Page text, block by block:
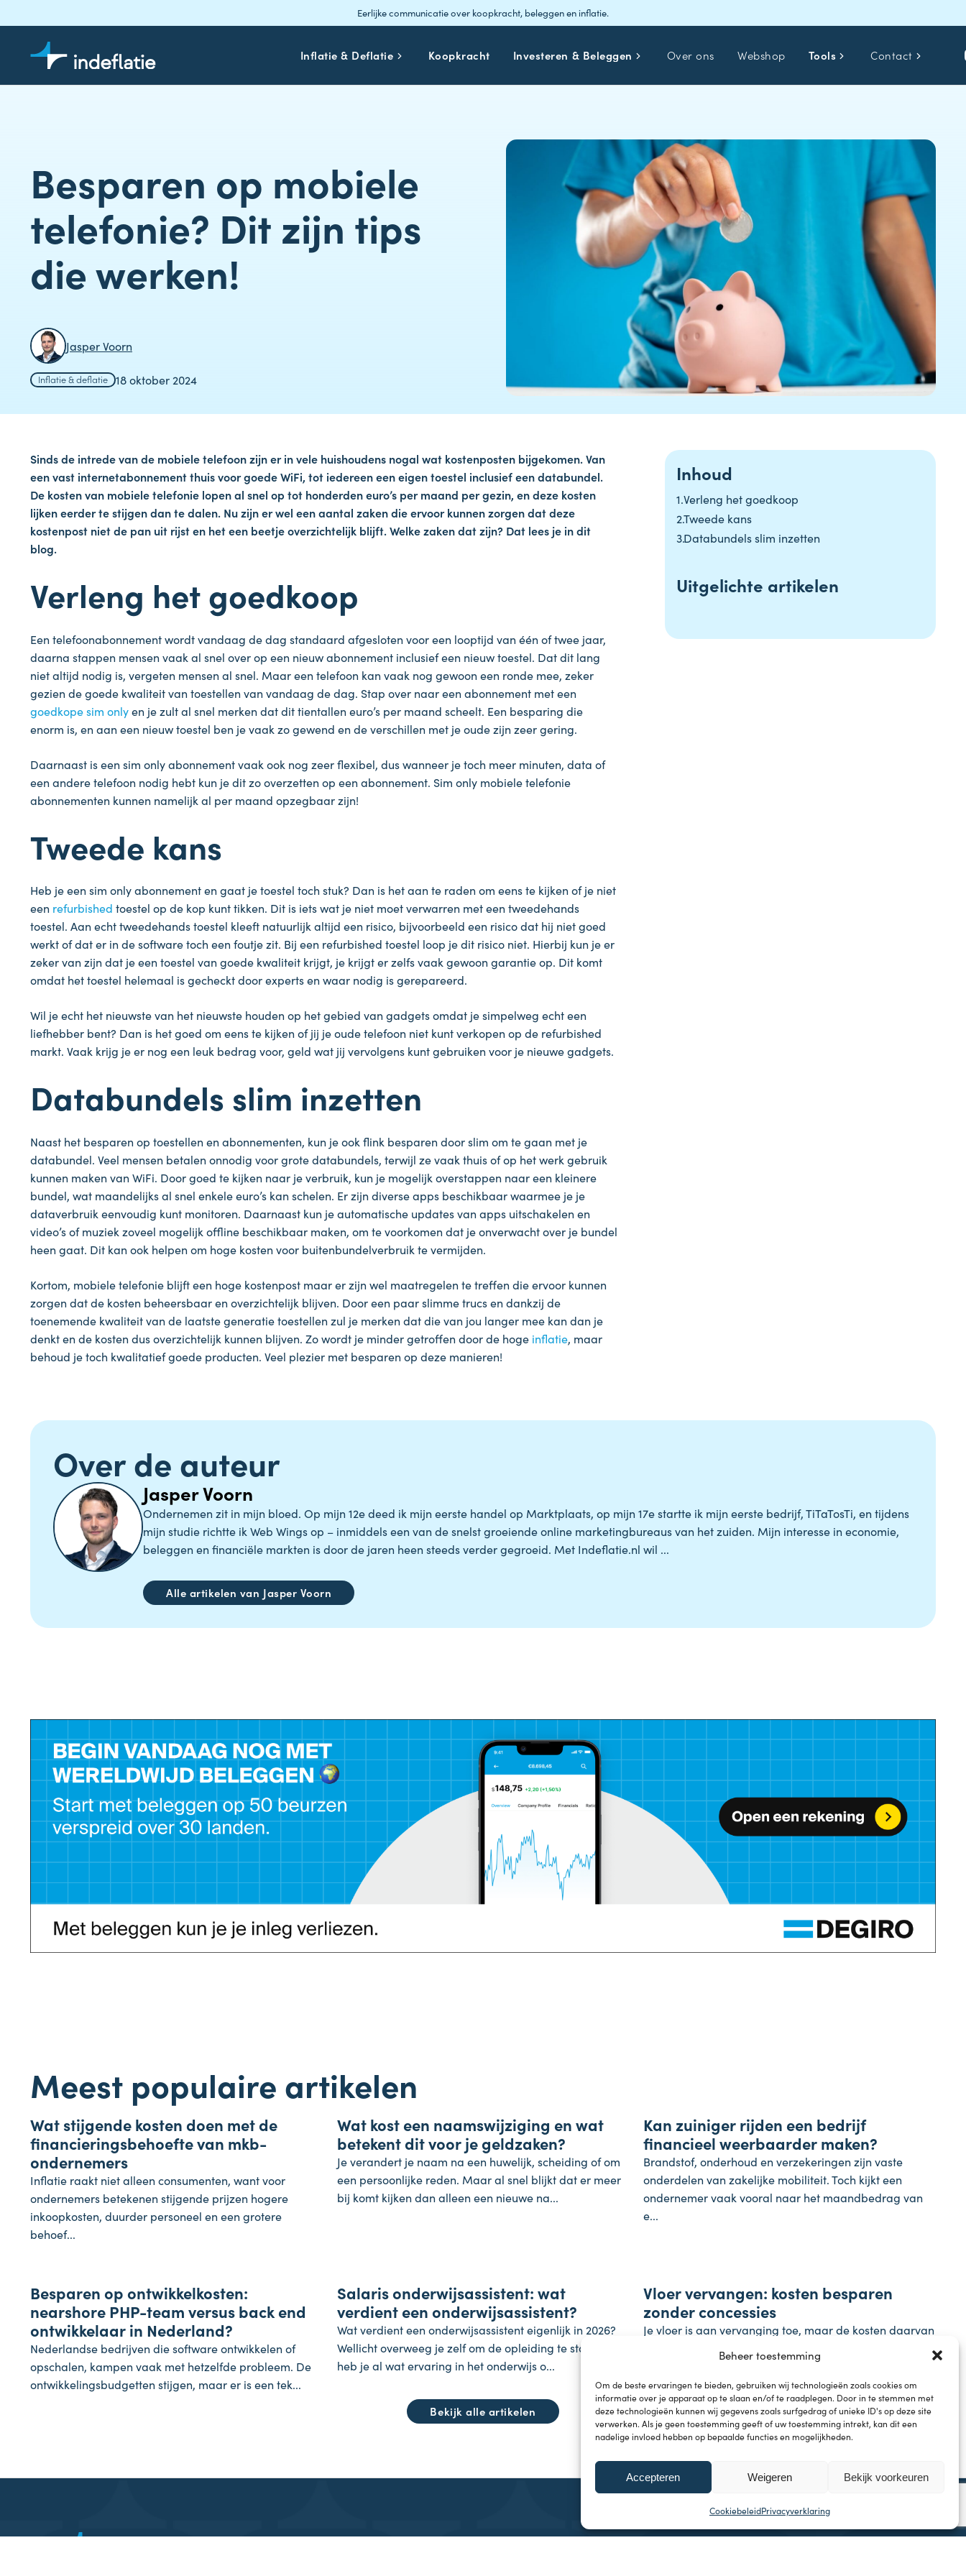
Beheer toestemming
Om de beste ervaringen te bieden, gebruiken wij technologieën zoals cookies om
informatie over je apparaat op te slaan en/of te raadplegen. Door in te stemmen met
deze technologieën kunnen wij gegevens zoals surfgedrag of unieke ID's op deze site
verwerken. Als je geen toestemming geeft of uw toestemming intrekt, kan dit een
nadelige invloed hebben op bepaalde functies en mogelijkheden.
Accepteren Weigeren Bekijk voorkeuren
CookiebeleidPrivacyverklaring
Eerlijke communicatie over koopkracht, beleggen en inflatie.
Inflatie & Deflatie Koopkracht Investeren & Beleggen Over ons Webshop Tools Contact
Besparen op mobiele
telefonie? Dit zijn tips
die werken!
Jasper Voorn
Inflatie & deflatie 18 oktober 2024
Sinds de intrede van de mobiele telefoon zijn er in vele huishoudens nogal wat kostenposten bijgekomen. Van
een vast internetabonnement thuis voor goede WiFi, tot iedereen een eigen toestel inclusief een databundel.
De kosten van mobiele telefonie lopen al snel op tot honderden euro’s per maand per gezin, en deze kosten
lijken eerder te stijgen dan te dalen. Nu zijn er wel een aantal zaken die ervoor kunnen zorgen dat deze
kostenpost niet de pan uit rijst en het een beetje overzichtelijk blijft. Welke zaken dat zijn? Dat lees je in dit
blog.
Verleng het goedkoop
Een telefoonabonnement wordt vandaag de dag standaard afgesloten voor een looptijd van één of twee jaar,
daarna stappen mensen vaak al snel over op een nieuw abonnement inclusief een nieuw toestel. Dat dit lang
niet altijd nodig is, vergeten mensen al snel. Maar een telefoon kan vaak nog gewoon een ronde mee, zeker
gezien de goede kwaliteit van toestellen van vandaag de dag. Stap over naar een abonnement met een
goedkope sim onlyen je zult al snel merken dat dit tientallen euro’s per maand scheelt. Een besparing die
enorm is, en aan een nieuw toestel ben je vaak zo gewend en de verschillen met je oude zijn zeer gering.
Daarnaast is een sim only abonnement vaak ook nog zeer flexibel, dus wanneer je toch meer minuten, data of
een andere telefoon nodig hebt kun je dit zo overzetten op een abonnement. Sim only mobiele telefonie
abonnementen kunnen namelijk al per maand opzegbaar zijn!
Tweede kans
Heb je een sim only abonnement en gaat je toestel toch stuk? Dan is het aan te raden om eens te kijken of je niet
een refurbished toestel op de kop kunt tikken. Dit is iets wat je niet moet verwarren met een tweedehands
toestel. Aan echt tweedehands toestel kleeft natuurlijk altijd een risico, bijvoorbeeld een risico dat hij niet goed
werkt of dat er in de software toch een foutje zit. Bij een refurbished toestel loop je dit risico niet. Hierbij kun je er
zeker van zijn dat je een toestel van goede kwaliteit krijgt, je krijgt er zelfs vaak gewoon garantie op. Dit komt
omdat het toestel helemaal is gecheckt door experts en waar nodig is gerepareerd.
Wil je echt het nieuwste van het nieuwste houden op het gebied van gadgets omdat je simpelweg echt een
liefhebber bent? Dan is het goed om eens te kijken of jij je oude telefoon niet kunt verkopen op de refurbished
markt. Vaak krijg je er nog een leuk bedrag voor, geld wat jij vervolgens kunt gebruiken voor je nieuwe gadgets.
Databundels slim inzetten
Naast het besparen op toestellen en abonnementen, kun je ook flink besparen door slim om te gaan met je
databundel. Veel mensen betalen onnodig voor grote databundels, terwijl ze vaak thuis of op het werk gebruik
kunnen maken van WiFi. Door goed te kijken naar je verbruik, kun je mogelijk overstappen naar een kleinere
bundel, wat maandelijks al snel enkele euro’s kan schelen. Er zijn diverse apps beschikbaar waarmee je je
dataverbruik eenvoudig kunt monitoren. Daarnaast kun je automatische updates van apps uitschakelen en
video’s of muziek zoveel mogelijk offline beschikbaar maken, om te voorkomen dat je onverwacht over je bundel
heen gaat. Dit kan ook helpen om hoge kosten voor buitenbundelverbruik te vermijden.
Kortom, mobiele telefonie blijft een hoge kostenpost maar er zijn wel maatregelen te treffen die ervoor kunnen
zorgen dat de kosten beheersbaar en overzichtelijk blijven. Door een paar slimme trucs en dankzij de
toenemende kwaliteit van de laatste generatie toestellen zul je merken dat die van jou langer mee kan dan je
denkt en de kosten dus overzichtelijk kunnen blijven. Zo wordt je minder getroffen door de hoge inflatie, maar
behoud je toch kwalitatief goede producten. Veel plezier met besparen op deze manieren!
Inhoud
Verleng het goedkoop
Tweede kans
Databundels slim inzetten
Uitgelichte artikelen
Over de auteur
Jasper Voorn
Ondernemen zit in mijn bloed. Op mijn 12e deed ik mijn eerste handel op Marktplaats, op mijn 17e startte ik mijn eerste bedrijf, TiTaTosTi, en tijdens
mijn studie richtte ik Web Wings op – inmiddels een van de snelst groeiende online marketingbureaus van het zuiden. Mijn interesse in economie,
beleggen en financiële markten is door de jaren heen steeds verder gegroeid. Met Indeflatie.nl wil ...
Alle artikelen van Jasper Voorn
Meest populaire artikelen
4 augustus 2026
Onderneming
Wat stijgende kosten doen met de
financieringsbehoefte van mkb-
ondernemers
Inflatie raakt niet alleen consumenten, want voor
ondernemers betekenen stijgende prijzen hogere
inkoopkosten, duurder personeel en een grotere
behoef...
31 juli 2026
Koopkracht
Wat kost een naamswijziging en wat
betekent dit voor je geldzaken?
Je verandert je naam na een huwelijk, scheiding of om
een persoonlijke reden. Maar al snel blijkt dat er meer
bij komt kijken dan alleen een nieuwe na...
28 juli 2026
Kan zuiniger rijden een bedrijf
financieel weerbaarder maken?
Brandstof, onderhoud en verzekeringen zijn vaste
onderdelen van zakelijke mobiliteit. Toch kijkt een
ondernemer vaak vooral naar het maandbedrag van
e...
24 juli 2026
Besparen op ontwikkelkosten:
nearshore PHP-team versus back end
ontwikkelaar in Nederland?
Nederlandse bedrijven die software ontwikkelen of
opschalen, kampen vaak met hetzelfde probleem. De
ontwikkelingsbudgetten stijgen, maar er is een tek...
24 juli 2026
Salaris onderwijsassistent: wat
verdient een onderwijsassistent?
Wat verdient een onderwijsassistent eigenlijk in 2026?
Wellicht overweeg je zelf om de opleiding te starten,
heb je al wat ervaring in het onderwijs o...
23 juli 2026
Vloer vervangen: kosten besparen
zonder concessies
Je vloer is aan vervanging toe, maar de kosten daarvan
bouwmaterialen zijn de afgelopen jaren flink
gestegen...
Bekijk alle artikelen